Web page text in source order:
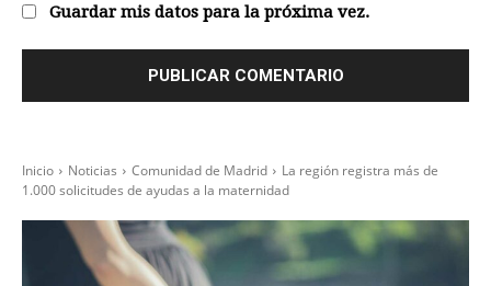
Guardar mis datos para la próxima vez.